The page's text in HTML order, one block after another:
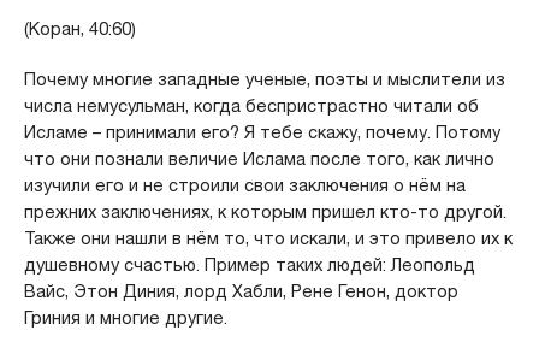
(Коран, 40:60)
Почему многие западные ученые, поэты и мыслители из
числа немусульман, когда беспристрастно читали об
Исламе – принимали его? Я тебе скажу, почему. Потому
что они познали величие Ислама после того, как лично
изучили его и не строили свои заключения о нём на
прежних заключениях, к которым пришел кто-то другой.
Также они нашли в нём то, что искали, и это привело их к
душевному счастью. Пример таких людей: Леопольд
Вайс, Этон Диния, лорд Хабли, Рене Генон, доктор
Гриния и многие другие.